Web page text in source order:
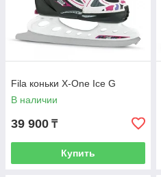
Fila коньки X-One Ice G
В наличии
39 900 ₸
Купить